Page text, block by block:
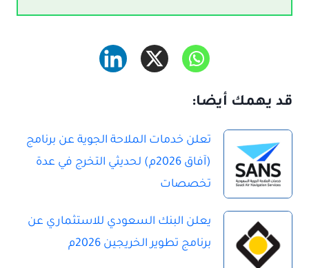
قد يهمك أيضا:
تعلن خدمات الملاحة الجوية عن برنامج
(آفاق 2026م) لحديثي التخرج في عدة
تخصصات
يعلن البنك السعودي للاستثماري عن
برنامج تطوير الخريجين 2026م